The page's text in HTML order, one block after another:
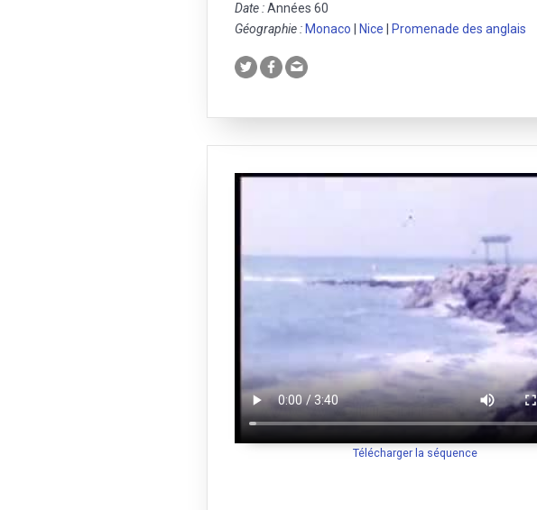
Date :Années 60
Géographie : Monaco Nice Promenade des anglais
Télécharger la séquence